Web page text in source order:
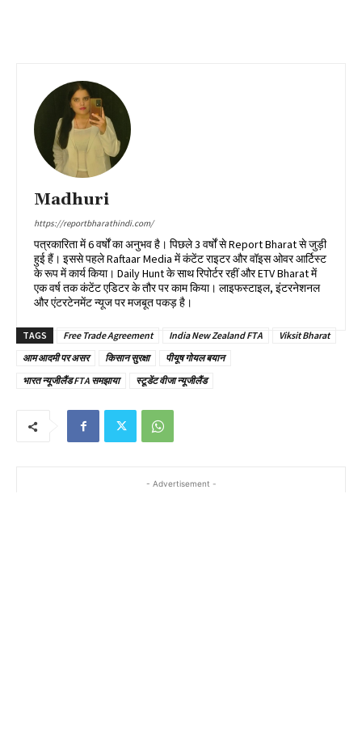
Madhuri
https://reportbharathindi.com/
पत्रकारिता में 6 वर्षों का अनुभव है। पिछले 3 वर्षों से Report Bharat से जुड़ी
हुई हैं। इससे पहले Raftaar Media में कंटेंट राइटर और वॉइस ओवर आर्टिस्ट
के रूप में कार्य किया। Daily Hunt के साथ रिपोर्टर रहीं और ETV Bharat में
एक वर्ष तक कंटेंट एडिटर के तौर पर काम किया। लाइफस्टाइल, इंटरनेशनल
और एंटरटेनमेंट न्यूज पर मजबूत पकड़ है।
TAGS Free Trade Agreement India New Zealand FTA
Viksit Bharat
आम आदमी पर असर
किसान सुरक्षा
पीयूष गोयल बयान
भारत न्यूजीलैंड FTA समझाया
स्टूडेंट वीजा न्यूजीलैंड
- Advertisement -